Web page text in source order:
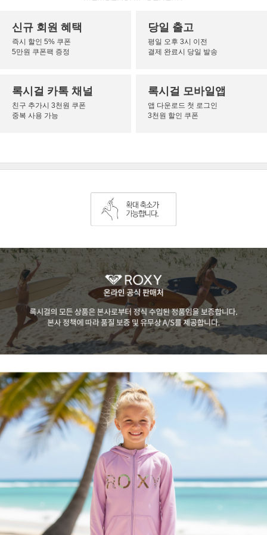
신규 회원 혜택
즉시 할인 5% 쿠폰
5만원 쿠폰팩 증정
당일 출고
평일 오후 3시 이전
결제 완료시 당일 발송
록시걸 카톡 채널
친구 추가시 3천원 쿠폰
중복 사용 가능
록시걸 모바일앱
앱 다운로드 첫 로그인
3천원 할인 쿠폰